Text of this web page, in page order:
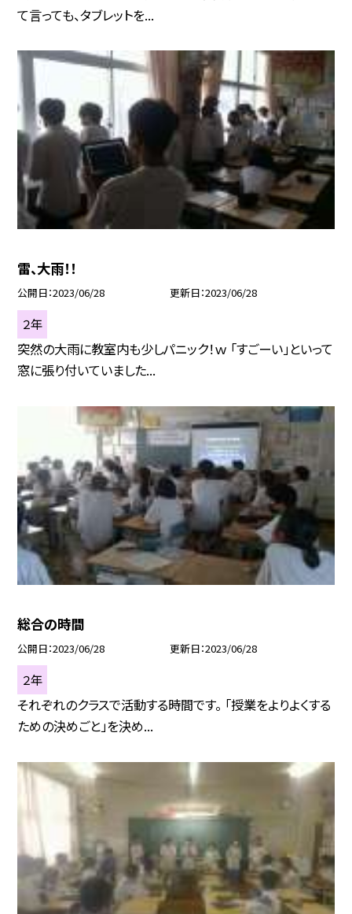
て言っても、タブレットを...
雷、大雨！！
公開日 2023/06/28 更新日 2023/06/28
２年
突然の大雨に教室内も少しパニック！ｗ 「すごーい」といって
窓に張り付いていました...
総合の時間
公開日 2023/06/28 更新日 2023/06/28
２年
それぞれのクラスで活動する時間です。 「授業をよりよくする
ための決めごと」を決め...